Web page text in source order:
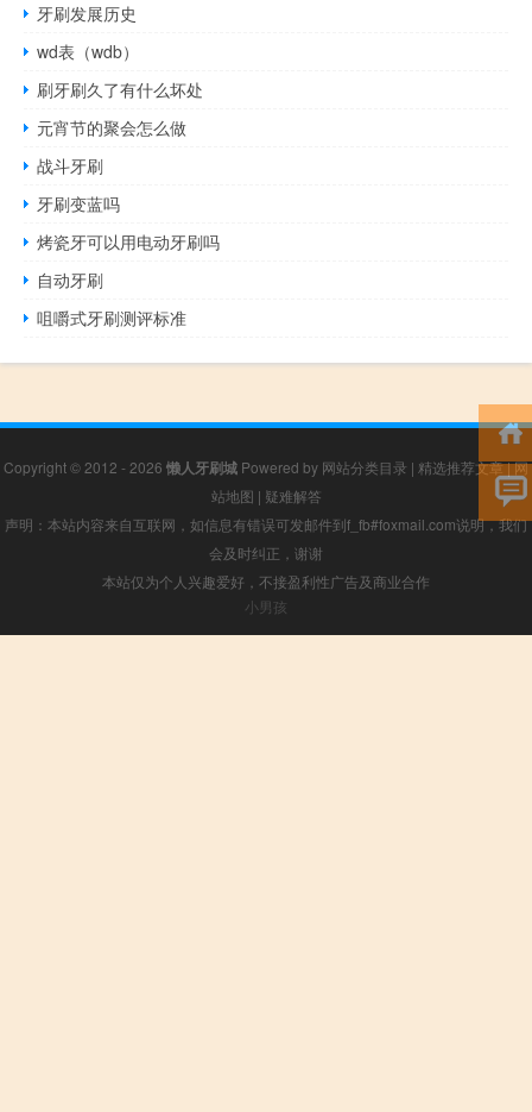
牙刷发展历史
wd表（wdb）
刷牙刷久了有什么坏处
元宵节的聚会怎么做
战斗牙刷
牙刷变蓝吗
烤瓷牙可以用电动牙刷吗
自动牙刷
咀嚼式牙刷测评标准
Copyright © 2012 - 2026 懒人牙刷城 Powered by 网站分类目录 | 精选推荐文章|网
站地图 | 疑难解答
声明：本站内容来自互联网，如信息有错误可发邮件到f_fb#foxmail.com说明，我们
会及时纠正，谢谢
本站仅为个人兴趣爱好，不接盈利性广告及商业合作
小男孩